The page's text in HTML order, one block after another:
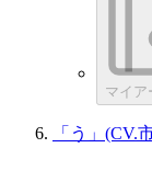
マイア
「う」(CV.